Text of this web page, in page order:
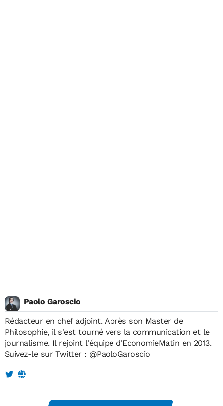
Paolo Garoscio
Rédacteur en chef adjoint. Après son Master de
Philosophie, il s'est tourné vers la communication et le
journalisme. Il rejoint l'équipe d'EconomieMatin en 2013.
Suivez-le sur Twitter : @PaoloGaroscio